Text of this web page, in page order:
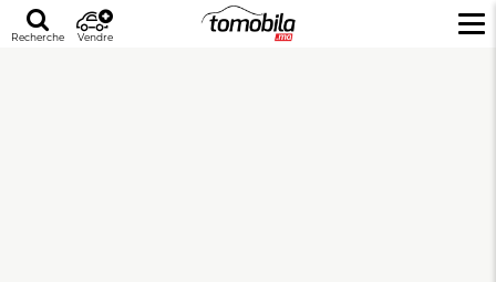
Recherche Vendre